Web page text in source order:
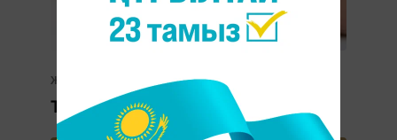
Жансая Көпжан
Тырнақ күтімі туралы кеңестер.